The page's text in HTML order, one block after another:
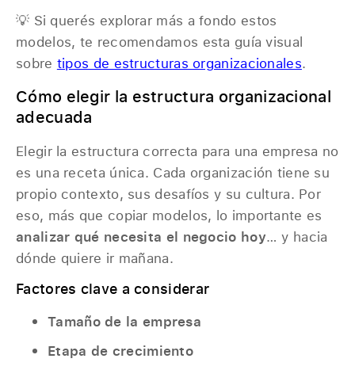
💡 Si querés explorar más a fondo estos
modelos, te recomendamos esta guía visual
sobre tipos de estructuras organizacionales.
Cómo elegir la estructura organizacional
adecuada
Elegir la estructura correcta para una empresa no
es una receta única. Cada organización tiene su
propio contexto, sus desafíos y su cultura. Por
eso, más que copiar modelos, lo importante es
analizar qué necesita el negocio hoy… y hacia
dónde quiere ir mañana.
Factores clave a considerar
Tamaño de la empresa
Etapa de crecimiento